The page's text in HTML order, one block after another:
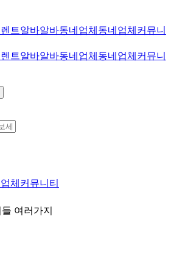
렌트알바알바동네업체 동네업체 커뮤니
렌트알바알바동네업체 동네업체 커뮤니
체 커뮤니티
여러가지